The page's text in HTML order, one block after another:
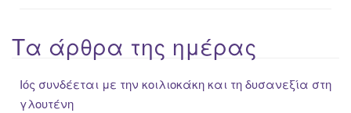
Τα άρθρα της ημέρας
Ιός συνδέεται με την κοιλιοκάκη και τη δυσανεξία στη
γλουτένη